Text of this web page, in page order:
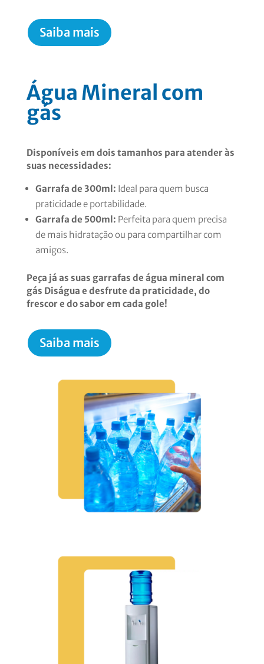
Saiba mais
Água Mineral com
gás
Disponíveis em dois tamanhos para atender às
suas necessidades:
Garrafa de 300ml: Ideal para quem busca
praticidade e portabilidade.
Garrafa de 500ml: Perfeita para quem precisa
de mais hidratação ou para compartilhar com
amigos.
Peça já as suas garrafas de água mineral com
gás Diságua e desfrute da praticidade, do
frescor e do sabor em cada gole!
Saiba mais